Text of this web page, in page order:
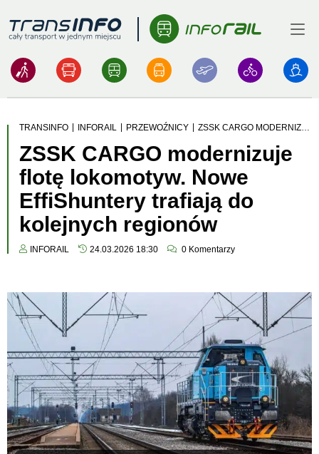
Logo Menu
TRANSINFO INFORAIL PRZEWOŹNICY ZSSK CARGO MODERNIZUJE FLOTĘ LOKOMOTYW. NOWE EFFISHUNTERY TRAFIAJĄ DO KOLEJNYCH REGIONÓW
ZSSK CARGO modernizuje
flotę lokomotyw. Nowe
EffiShuntery trafiają do
kolejnych regionów
INFORAIL 24.03.2026 18:30 0 Komentarzy